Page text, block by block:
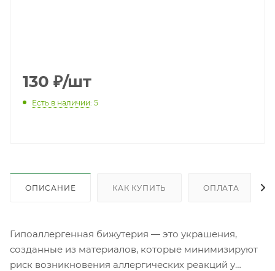
130 ₽/шт
Есть в наличии: 5
ОПИСАНИЕ КАК КУПИТЬ ОПЛАТА
Гипоаллергенная бижутерия — это украшения,
созданные из материалов, которые минимизируют
риск возникновения аллергических реакций у